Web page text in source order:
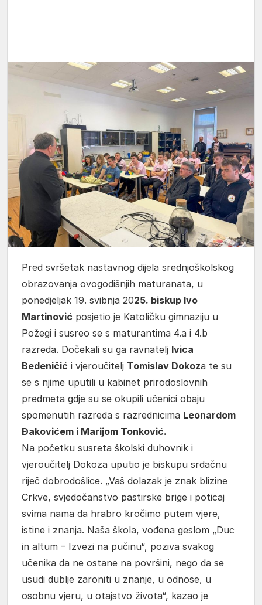
Pred svršetak nastavnog dijela srednjoškolskog
obrazovanja ovogodišnjih maturanata, u
ponedjeljak 19. svibnja 2025. biskup Ivo
Martinović posjetio je Katoličku gimnaziju u
Požegi i susreo se s maturantima 4.a i 4.b
razreda. Dočekali su ga ravnatelj Ivica
Bedeničić i vjeroučitelj Tomislav Dokoza te su
se s njime uputili u kabinet prirodoslovnih
predmeta gdje su se okupili učenici obaju
spomenutih razreda s razrednicima Leonardom
Đakovićem i Marijom Tonković.
Na početku susreta školski duhovnik i
vjeroučitelj Dokoza uputio je biskupu srdačnu
riječ dobrodošlice. „Vaš dolazak je znak blizine
Crkve, svjedočanstvo pastirske brige i poticaj
svima nama da hrabro kročimo putem vjere,
istine i znanja. Naša škola, vođena geslom „Duc
in altum – Izvezi na pučinu“, poziva svakog
učenika da ne ostane na površini, nego da se
usudi dublje zaroniti u znanje, u odnose, u
osobnu vjeru, u otajstvo života“, kazao je